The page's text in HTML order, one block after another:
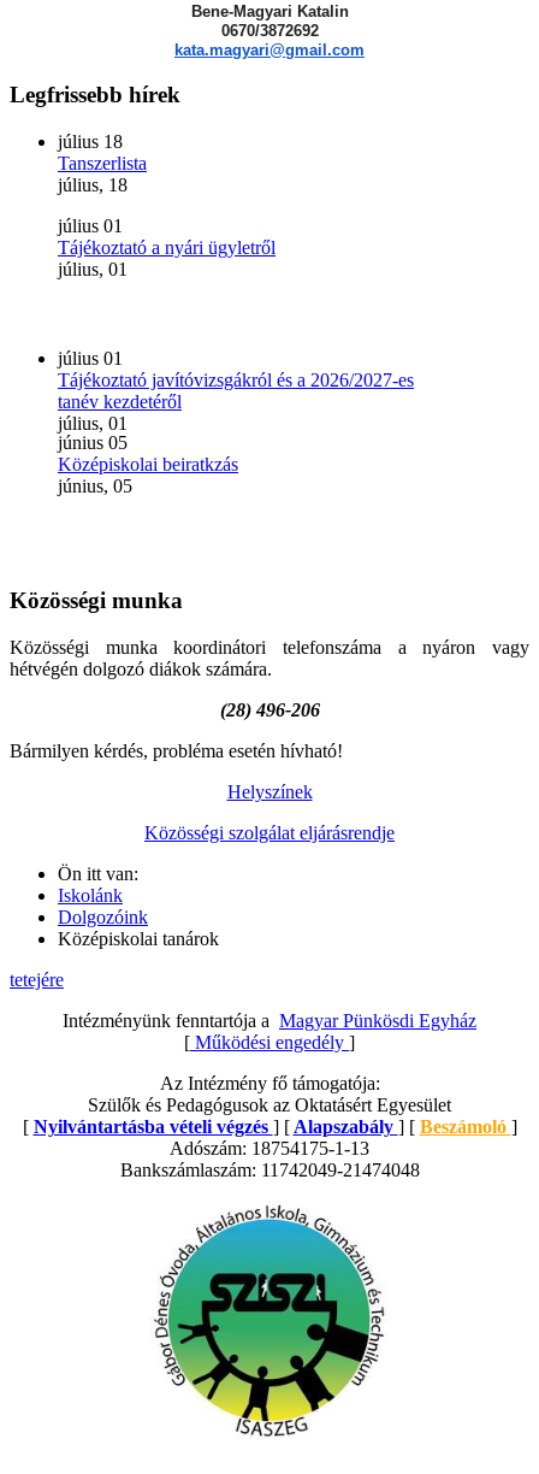
Bene-Magyari Katalin
0670/3872692
kata.magyari@gmail.com
Legfrissebb hírek
július 18
Tanszerlista
július, 18
július 01
Tájékoztató a nyári ügyletről
július, 01
július 01
Tájékoztató javítóvizsgákról és a 2026/2027-es
tanév kezdetéről
július, 01
június 05
Középiskolai beiratkzás
június, 05
Közösségi munka
Közösségi munka koordinátori telefonszáma a nyáron vagy
hétvégén dolgozó diákok számára.
(28) 496-206
Bármilyen kérdés, probléma esetén hívható!
Helyszínek
Közösségi szolgálat eljárásrendje
Ön itt van:
Iskolánk
Dolgozóink
Középiskolai tanárok
tetejére
Intézményünk fenntartója a Magyar Pünkösdi Egyház
[ Működési engedély ]
Az Intézmény fő támogatója:
Szülők és Pedagógusok az Oktatásért Egyesület
[ Nyilvántartásba vételi végzés ] [ Alapszabály ] [ Beszámoló ]
Adószám: 18754175-1-13
Bankszámlaszám: 11742049-21474048